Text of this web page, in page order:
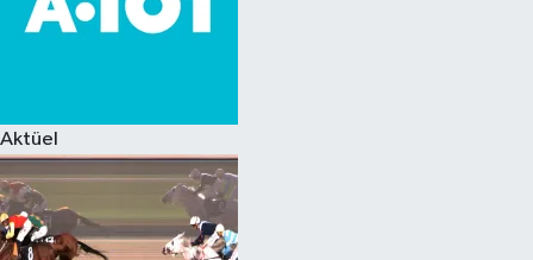
Aktüel